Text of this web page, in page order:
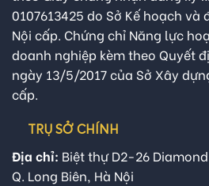
0107613425 do Sở Kế hoạch
Nội cấp. Chứng chỉ Năng lực
doanh nghiệp kèm theo Quyết
ngày 13/5/2017 của Sở Xây
cấp.
TRỤ SỞ CHÍNH
Địa chỉ: Biệt thự D2-26
Q. Long Biên, Hà Nội